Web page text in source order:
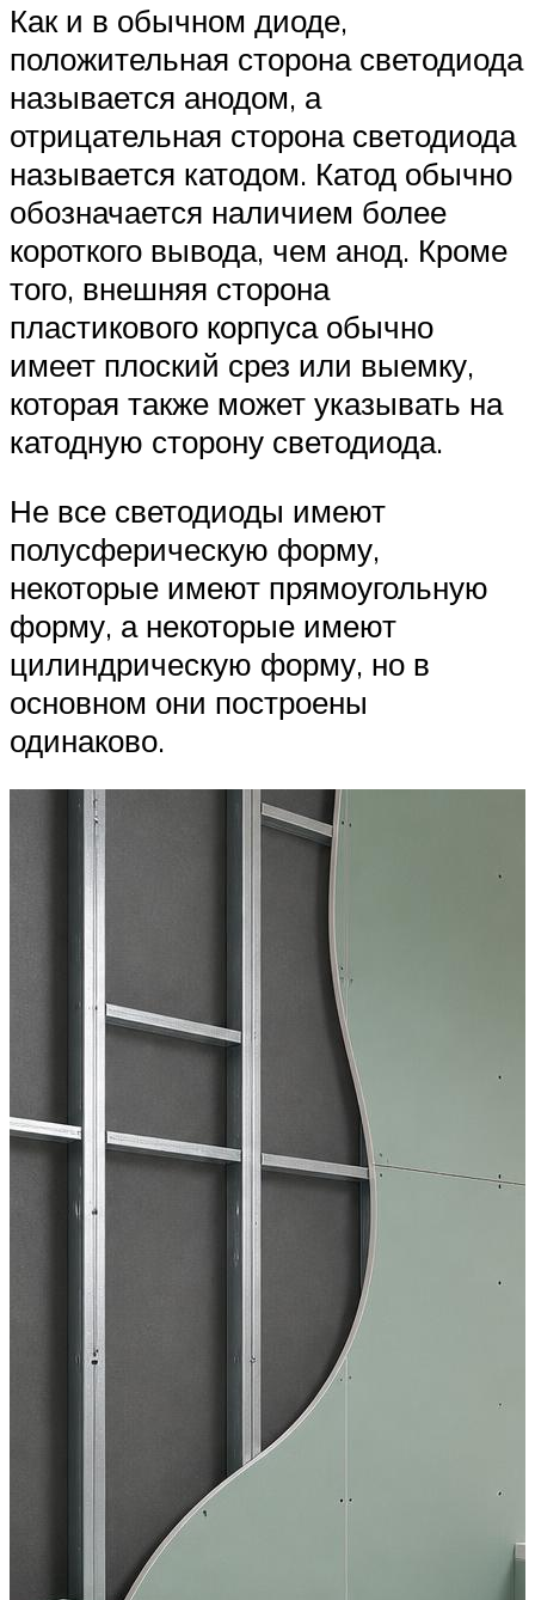
Как и в обычном диоде,
положительная сторона светодиода
называется анодом, а
отрицательная сторона светодиода
называется катодом. Катод обычно
обозначается наличием более
короткого вывода, чем анод. Кроме
того, внешняя сторона
пластикового корпуса обычно
имеет плоский срез или выемку,
которая также может указывать на
катодную сторону светодиода.
Не все светодиоды имеют
полусферическую форму,
некоторые имеют прямоугольную
форму, а некоторые имеют
цилиндрическую форму, но в
основном они построены
одинаково.